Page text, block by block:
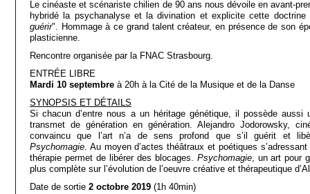
Le cinéaste et scénariste chilien de 90 ans nous dévoile en avant-
hybridé la psychanalyse et la divination et explicite cette doctrine
guérir". Hommage à ce grand talent créateur, en présence de son
plasticienne.
Rencontre organisée par la FNAC Strasbourg.
ENTRÉE LIBRE
Mardi 10 septembre à 20h à la Cité de la Musique et de la Danse
SYNOPSIS ET DÉTAILS
Si chacun d’entre nous a un héritage génétique, il possède aussi
transmet de génération en génération. Alejandro Jodorowsky,
convaincu que l’art n’a de sens profond que s’il guérit et
Psychomagie. Au moyen d’actes théâtraux et poétiques
thérapie permet de libérer des blocages. Psychomagie, un art pour
plus complète sur l’évolution de l’oeuvre créative et thérapeutique
Date de sortie 2 octobre 2019 (1h 40min)